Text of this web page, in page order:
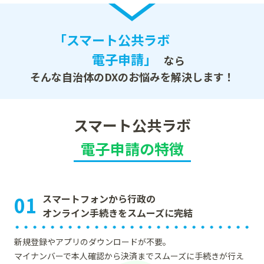
「スマート公共ラボ
電子申請」
なら
そんな自治体のDXのお悩みを解決します！
スマート公共ラボ
電子申請の特徴
01 スマートフォンから行政の
オンライン手続きをスムーズに完結
新規登録やアプリのダウンロードが不要。
マイナンバーで本人確認から決済までスムーズに手続きが行え